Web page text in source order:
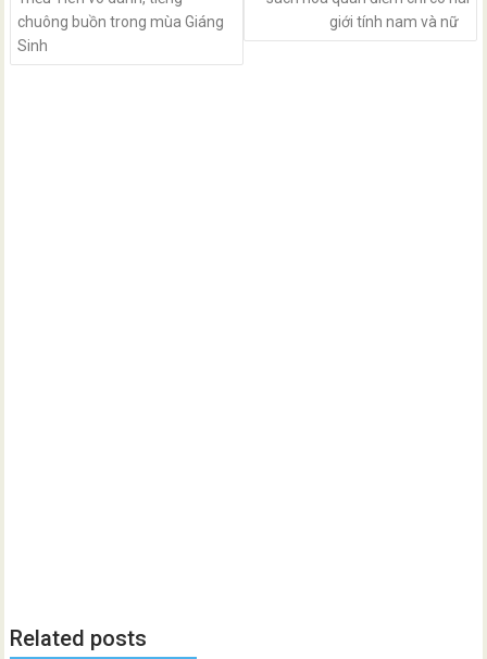
chuông buồn trong mùa Giáng
Sinh
giới tính nam và nữ
Related posts